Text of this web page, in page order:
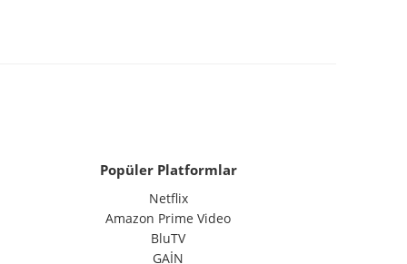
Popüler Platformlar
Netflix
Amazon Prime Video
BluTV
GAİN